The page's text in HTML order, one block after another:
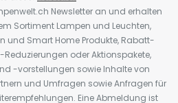
Newsletter an und erhalten
Sortiment Lampen und Leuchten,
und Smart Home Produkte, Rabatt-
Reduzierungen oder Aktionspakete,
-vorstellungen sowie Inhalte von
und Umfragen sowie Anfragen für
Eine Abmeldung ist